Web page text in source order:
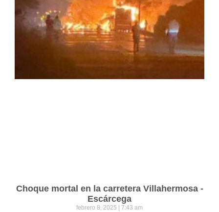
Choque mortal en la carretera Villahermosa -
Escárcega
febrero 8, 2025 7:43 am